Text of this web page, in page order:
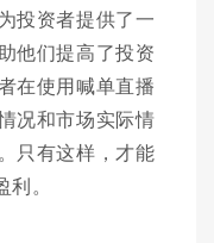
投资者提供了一
他们提高了投资
在使用喊单直播
况和市场实际情
只有这样，才能
。